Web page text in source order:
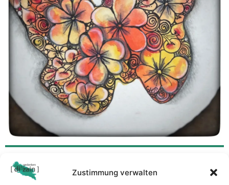
Zustimmung verwalten
Wann